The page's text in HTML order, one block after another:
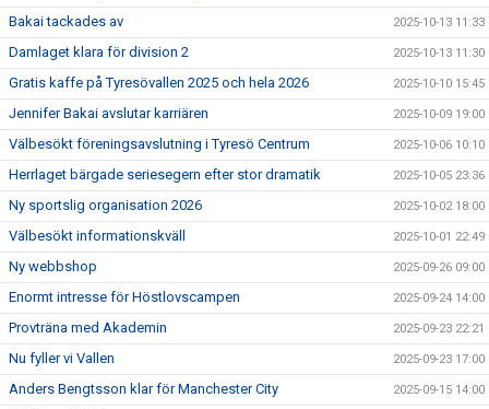
Bakai tackades av 2025-10-13 11:33
Damlaget klara för division 2 2025-10-13 11:30
Gratis kaffe på Tyresövallen 2025 och hela 2026 2025-10-10 15:45
Jennifer Bakai avslutar karriären 2025-10-09 19:00
Välbesökt föreningsavslutning i Tyresö Centrum 2025-10-06 10:10
Herrlaget bärgade seriesegern efter stor dramatik 2025-10-05 23:36
Ny sportslig organisation 2026 2025-10-02 18:00
Välbesökt informationskväll 2025-10-01 22:49
Ny webbshop 2025-09-26 09:00
Enormt intresse för Höstlovscampen 2025-09-24 14:00
Provträna med Akademin 2025-09-23 22:21
Nu fyller vi Vallen 2025-09-23 17:00
Anders Bengtsson klar för Manchester City 2025-09-15 14:00